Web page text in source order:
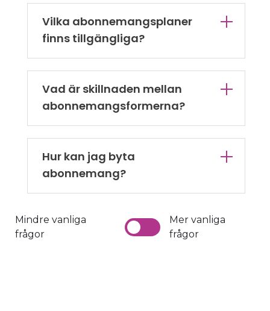
Vilka abonnemangsplaner
finns tillgängliga?
Vad är skillnaden mellan
abonnemangsformerna?
Hur kan jag byta
abonnemang?
Mindre vanliga
frågor
Mer vanliga
frågor